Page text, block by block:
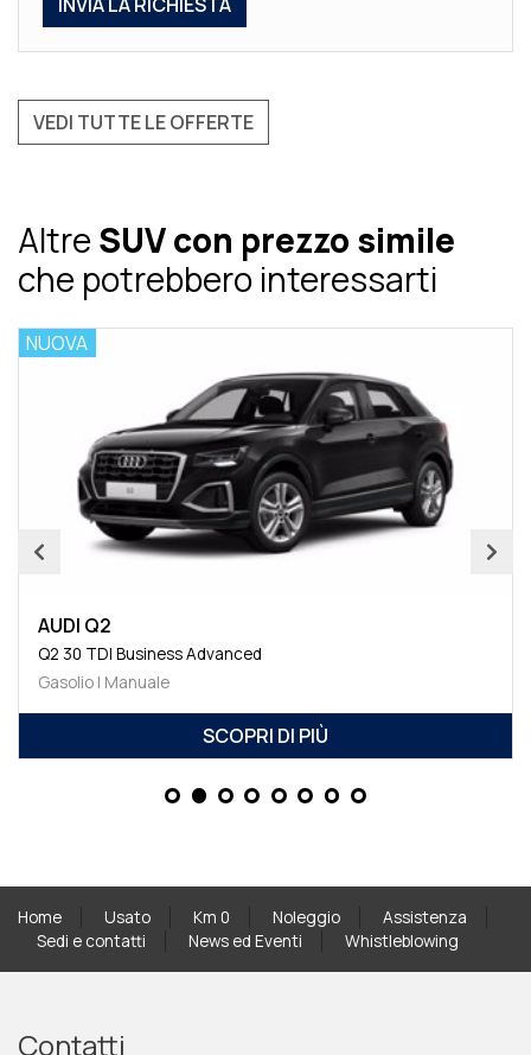
VEDI TUTTE LE OFFERTE
AltreSUV con prezzo simile
che potrebbero interessarti
NUOVA
AUDI Q2
Q2 30 TDI Business Advanced
Gasolio | Manuale
SCOPRI DI PIÙ
Home Usato Km 0 Noleggio
Assistenza
Sedi e contatti
News ed Eventi Whistleblowing
Contatti